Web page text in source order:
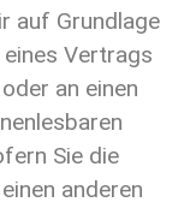
auf Grundlage
Vertrags
an einen
Sie die
anderen